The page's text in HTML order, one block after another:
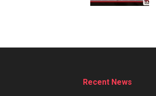
Recent News